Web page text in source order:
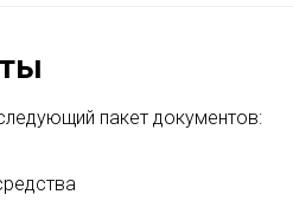
пакет документов: